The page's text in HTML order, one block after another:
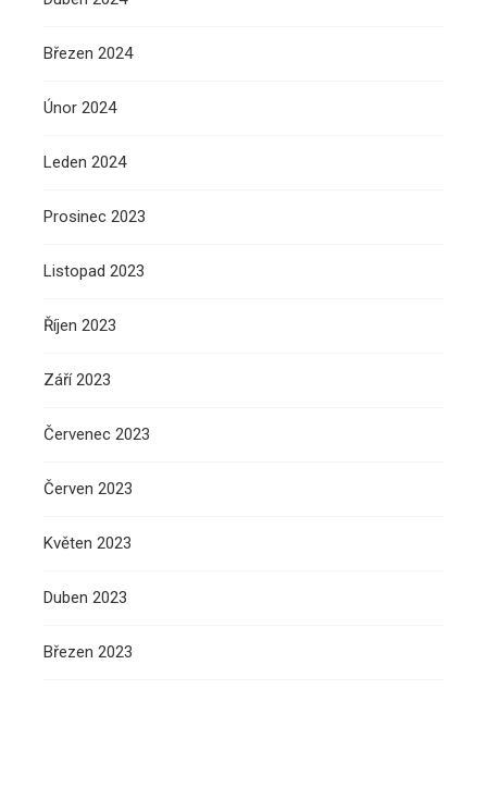
Březen 2024
Únor 2024
Leden 2024
Prosinec 2023
Listopad 2023
Říjen 2023
Září 2023
Červenec 2023
Červen 2023
Květen 2023
Duben 2023
Březen 2023